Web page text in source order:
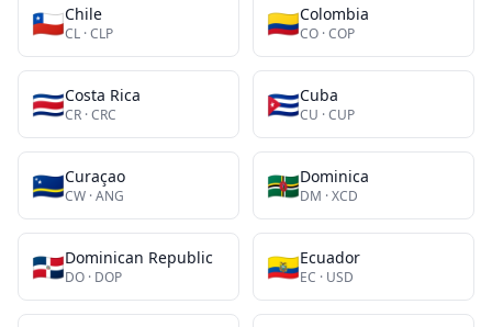
🇨🇱Chile
CL ·CLP 🇨🇴Colombia
CO ·COP
🇨🇷Costa Rica
CR ·CRC 🇨🇺Cuba
CU ·CUP
🇨🇼Curaçao
CW ·ANG 🇩🇲Dominica
DM ·XCD
🇩🇴Dominican Republic
DO · DOP 🇪🇨Ecuador
EC · USD